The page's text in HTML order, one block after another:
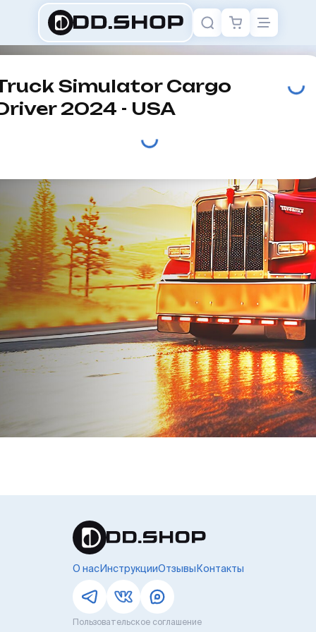
Simulator Cargo
2024 - USA
О насИнструкцииОтзывы Контакты
Пользовательское соглашение